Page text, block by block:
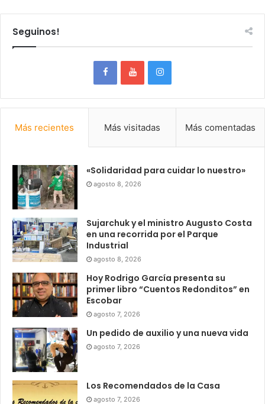
Seguinos!
Más recientes Más visitadas Más comentadas
«Solidaridad para cuidar lo nuestro»
agosto 8, 2026
Sujarchuk y el ministro Augusto Costa
en una recorrida por el Parque
Industrial
agosto 8, 2026
Hoy Rodrigo García presenta su
primer libro “Cuentos Redonditos” en
Escobar
agosto 7, 2026
Un pedido de auxilio y una nueva vida
agosto 7, 2026
Los Recomendados de la Casa
agosto 7, 2026